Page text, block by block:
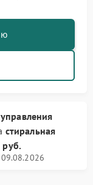
стиральная
руб.